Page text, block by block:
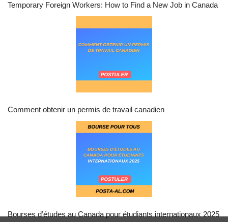
Temporary Foreign Workers: How to Find a New Job in Canada
Comment obtenir un permis de travail canadien
Bourses d’études au Canada pour étudiants internationaux 2025